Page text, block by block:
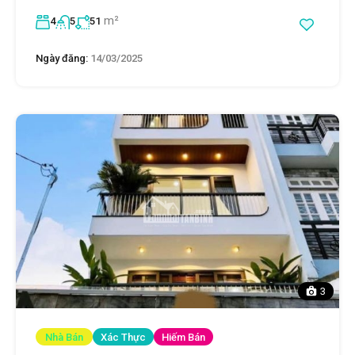
4 5 51 m²
Ngày đăng: 14/03/2025
3
Nhà Bán Xác Thực Hiếm Bán